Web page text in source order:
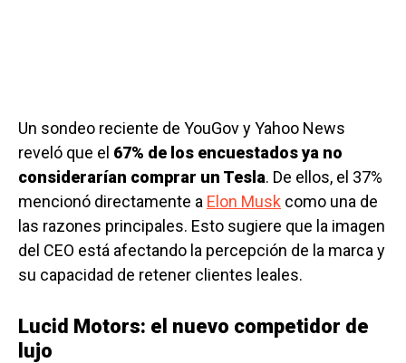
Un sondeo reciente de YouGov y Yahoo News
reveló que el 67% de los encuestados ya no
considerarían comprar un Tesla. De ellos, el 37%
mencionó directamente a Elon Musk como una de
las razones principales. Esto sugiere que la imagen
del CEO está afectando la percepción de la marca y
su capacidad de retener clientes leales.
Lucid Motors: el nuevo competidor de
lujo